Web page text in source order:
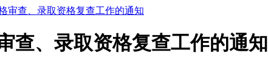
审查、录取资格复查工作的通知
查、录取资格复查工作的通知